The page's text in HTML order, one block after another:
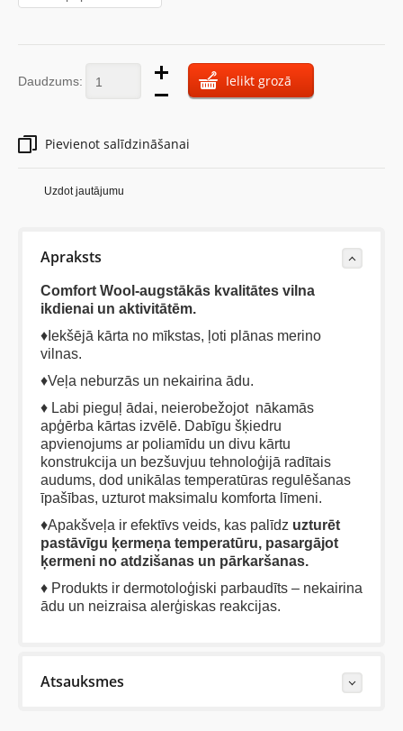
Daudzums: Ielikt grozā
Pievienot salīdzināšanai
Uzdot jautājumu
Apraksts
Comfort Wool-augstākās kvalitātes vilna
ikdienai un aktivitātēm.
♦Iekšējā kārta no mīkstas, ļoti plānas merino
vilnas.
♦Veļa neburzās un nekairina ādu.
♦ Labi pieguļ ādai, neierobežojot nākamās
apģērba kārtas izvēlē. Dabīgu šķiedru
apvienojums ar poliamīdu un divu kārtu
konstrukcija un bezšuvjuu tehnoloģijā radītais
audums, dod unikālas temperatūras regulēšanas
īpašības, uzturot maksimalu komforta līmeni.
♦Apakšveļa ir efektīvs veids, kas palīdz uzturēt
pastāvīgu ķermeņa temperatūru, pasargājot
ķermeni no atdzišanas un pārkaršanas.
♦ Produkts ir dermotoloģiski parbaudīts – nekairina
ādu un neizraisa alerģiskas reakcijas.
Atsauksmes